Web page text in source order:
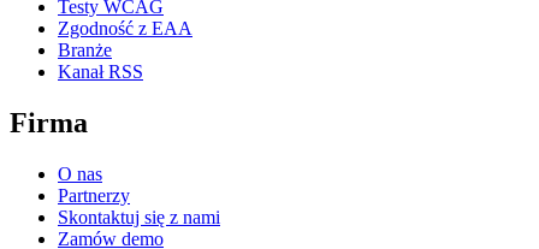
Testy WCAG
Zgodność z EAA
Branże
Kanał RSS
Firma
O nas
Partnerzy
Skontaktuj się z nami
Zamów demo